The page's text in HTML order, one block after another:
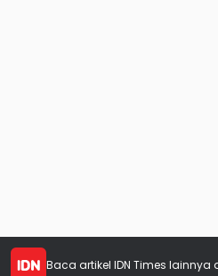
Baca artikel IDN Times lainnya